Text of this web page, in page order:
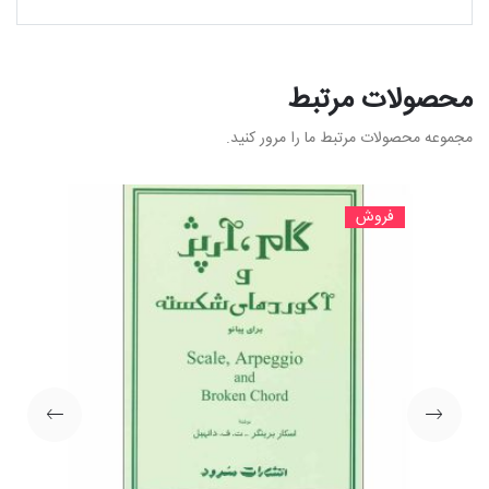
محصولات مرتبط
مجموعه محصولات مرتبط ما را مرور کنید.
فروش